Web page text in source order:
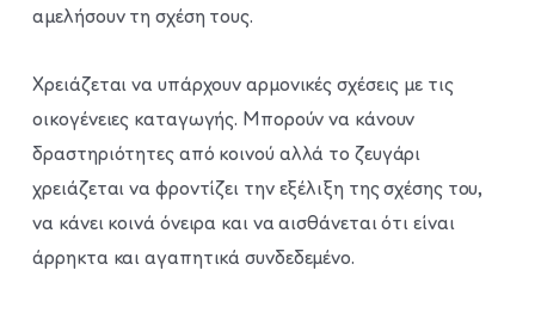
αμελήσουν τη σχέση τους.
Χρειάζεται να υπάρχουν αρμονικές σχέσεις με τις
οικογένειες καταγωγής. Μπορούν να κάνουν
δραστηριότητες από κοινού αλλά το ζευγάρι
χρειάζεται να φροντίζει την εξέλιξη της σχέσης του,
να κάνει κοινά όνειρα και να αισθάνεται ότι είναι
άρρηκτα και αγαπητικά συνδεδεμένο.